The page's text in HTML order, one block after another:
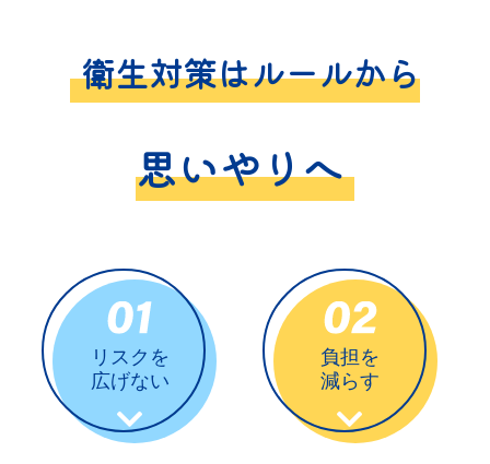
衛生対策はルールから
思いやりへ
リスクを
広げない
負担を
減らす